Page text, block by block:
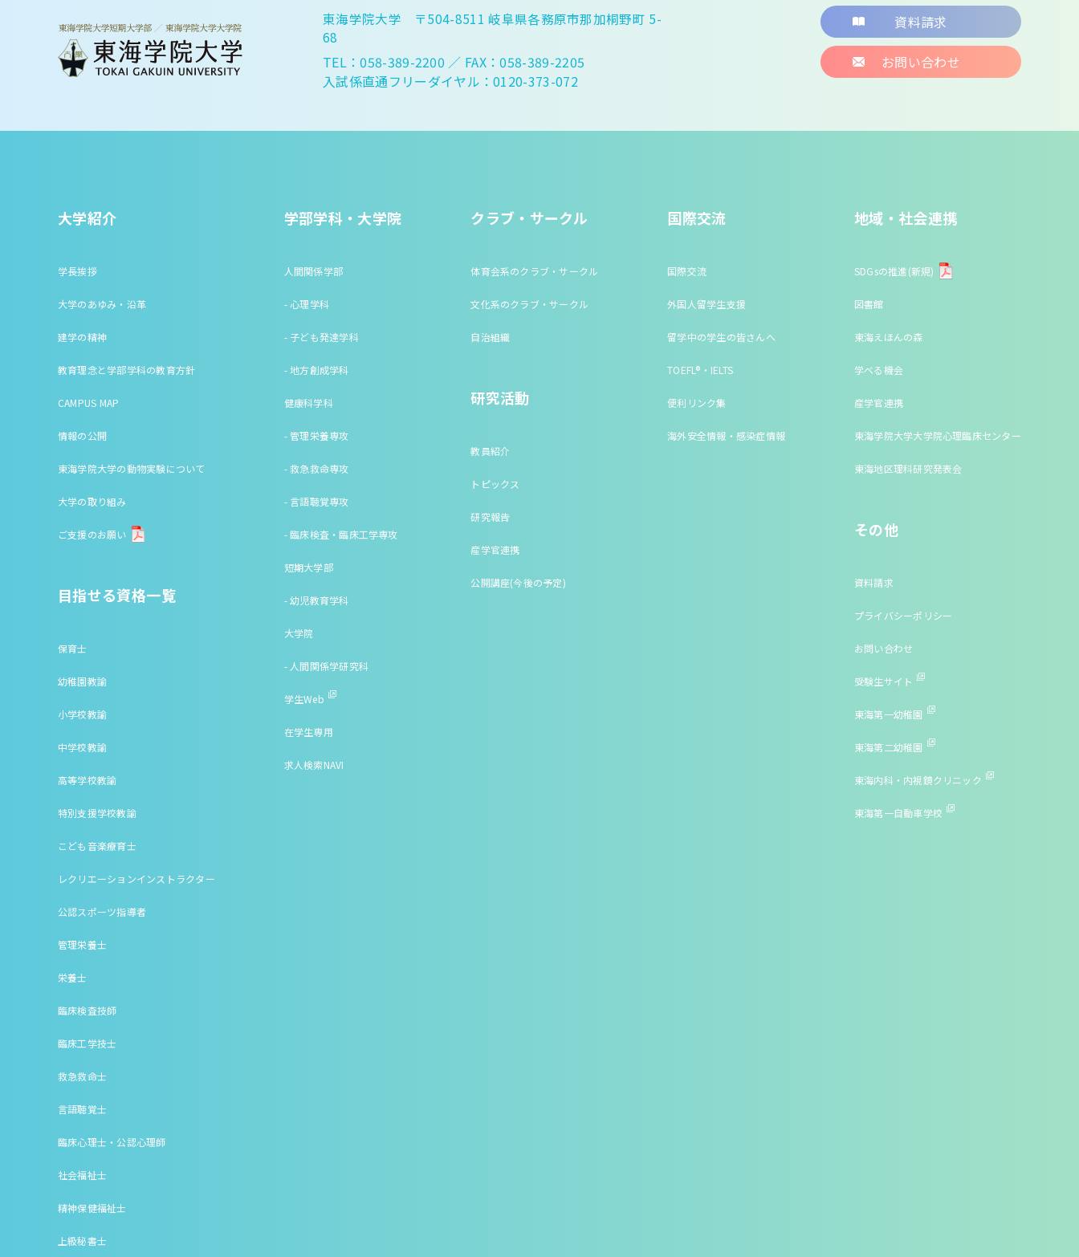
東海学院大学 〒504-8511 岐阜県各務原市那加桐野町 5-
68
TEL：058-389-2200 ／ FAX：058-389-2205
入試係直通フリーダイヤル：0120-373-072
資料請求
お問い合わせ
大学紹介
学長挨拶
大学のあゆみ・沿革
建学の精神
教育理念と学部学科の教育方針
CAMPUS MAP
情報の公開
東海学院大学の動物実験について
大学の取り組み
ご支援のお願い
目指せる資格一覧
保育士
幼稚園教諭
小学校教諭
中学校教諭
高等学校教諭
特別支援学校教諭
こども音楽療育士
レクリエーションインストラクター
公認スポーツ指導者
管理栄養士
栄養士
臨床検査技師
臨床工学技士
救急救命士
言語聴覚士
臨床心理士・公認心理師
社会福祉士
精神保健福祉士
上級秘書士
学部学科・大学院
人間関係学部
- 心理学科
- 子ども発達学科
- 地方創成学科
健康科学科
- 管理栄養専攻
- 救急救命専攻
- 言語聴覚専攻
- 臨床検査・臨床工学専攻
短期大学部
- 幼児教育学科
大学院
- 人間関係学研究科
学生Web
在学生専用
求人検索NAVI
クラブ・サークル
体育会系のクラブ・サークル
文化系のクラブ・サークル
自治組織
研究活動
教員紹介
トピックス
研究報告
産学官連携
公開講座(今後の予定)
国際交流
国際交流
外国人留学生支援
留学中の学生の皆さんへ
TOEFL®・IELTS
便利リンク集
海外安全情報・感染症情報
地域・社会連携
SDGsの推進(新規)
図書館
東海えほんの森
学べる機会
産学官連携
東海学院大学大学院心理臨床センター
東海地区理科研究発表会
その他
資料請求
プライバシーポリシー
お問い合わせ
受験生サイト
東海第一幼稚園
東海第二幼稚園
東海内科・内視鏡クリニック
東海第一自動車学校